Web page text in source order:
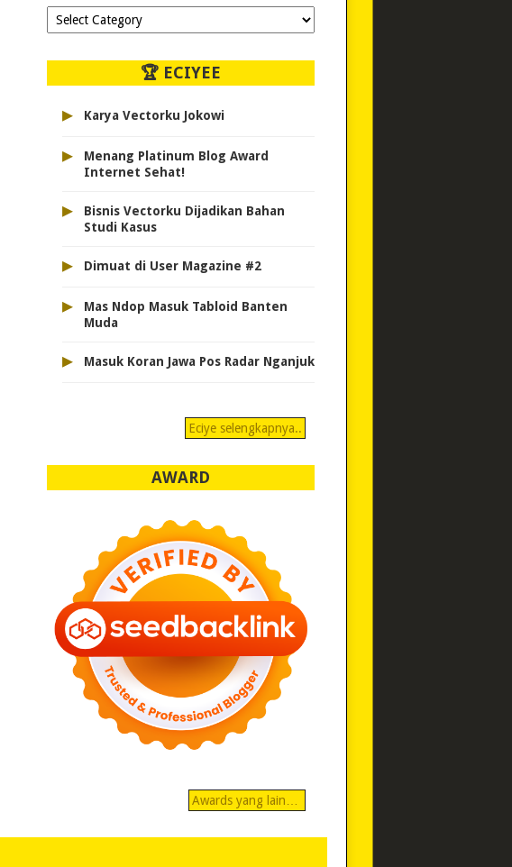
Dipilih-
dipilih..
🏆 ECIYEE
▸ Karya Vectorku Jokowi
▸
Menang Platinum Blog Award
Internet Sehat!
▸
Bisnis Vectorku Dijadikan Bahan
Studi Kasus
▸ Dimuat di User Magazine #2
▸
Mas Ndop Masuk Tabloid Banten
Muda
▸ Masuk Koran Jawa Pos Radar Nganjuk
Eciye selengkapnya..
AWARD
Awards yang lain…